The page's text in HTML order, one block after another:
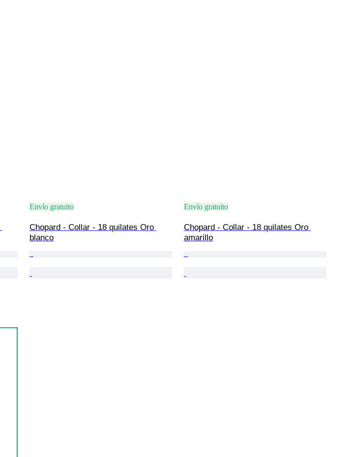
Envío gratuito
Chopard - Collar - 18 quilates Oro
blanco
Envío gratuito
Chopard - Collar - 18 quilates Oro
amarillo